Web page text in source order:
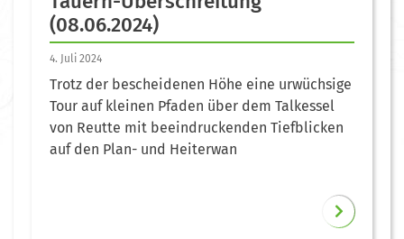
(08.06.2024)
4. Juli 2024
Trotz der bescheidenen Höhe eine urwüchsige
Tour auf kleinen Pfaden über dem Talkessel
von Reutte mit beeindruckenden Tiefblicken
auf den Plan- und Heiterwan